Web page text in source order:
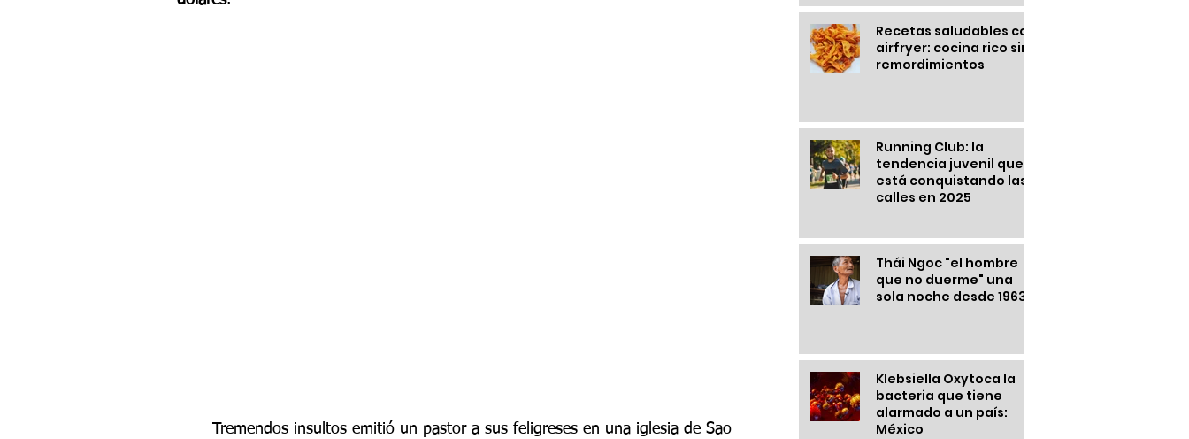
Recetas saludables con
airfryer: cocina rico sin
remordimientos
Running Club: la
tendencia juvenil que
está conquistando las
calles en 2025
Thái Ngoc "el hombre
que no duerme" una
sola noche desde 1963
Klebsiella Oxytoca la
bacteria que tiene
alarmado a un país:
México